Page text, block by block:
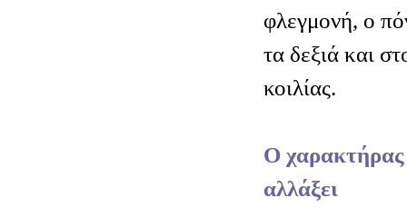
φλεγμονή, ο
τα δεξιά και
κοιλίας.
Ο χαρακτήρας
αλλάξει